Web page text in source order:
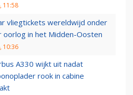
11:58
vliegtickets wereldwijd onder
oorlog in het Midden-Oosten
10:36
A330 wijkt uit nadat
rook in cabine